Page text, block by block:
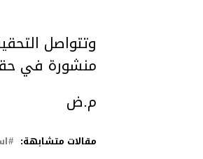
وتتواصل
منشورة في
م.ض
مقالات متشابهة: